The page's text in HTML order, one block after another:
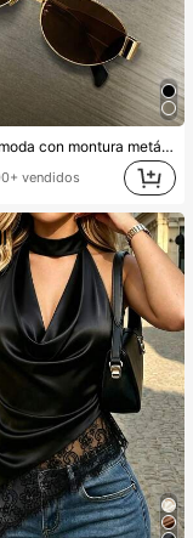
Gafas de moda con montura metálica ovalada/poligonal (media montura), adecuadas para uso diario y actividades al aire libre
vendidos